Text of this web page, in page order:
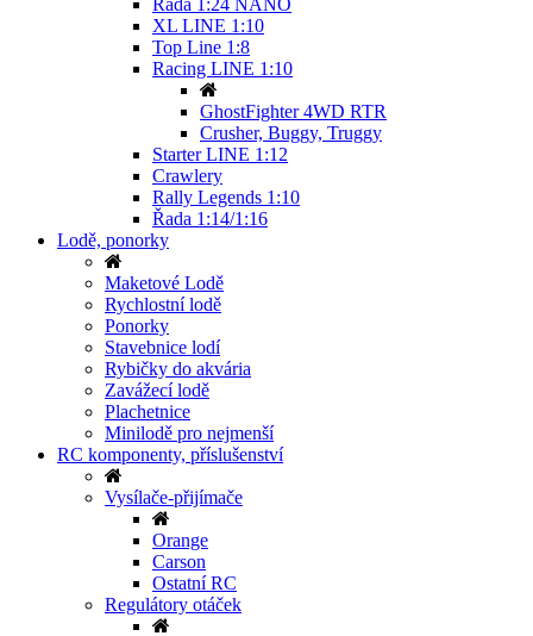
Řada 1:24 NANO
XL LINE 1:10
Top Line 1:8
Racing LINE 1:10
GhostFighter 4WD RTR
Crusher, Buggy, Truggy
Starter LINE 1:12
Crawlery
Rally Legends 1:10
Řada 1:14/1:16
Lodě, ponorky
Maketové Lodě
Rychlostní lodě
Ponorky
Stavebnice lodí
Rybičky do akvária
Zavážecí lodě
Plachetnice
Minilodě pro nejmenší
RC komponenty, příslušenství
Vysílače-přijímače
Orange
Carson
Ostatní RC
Regulátory otáček